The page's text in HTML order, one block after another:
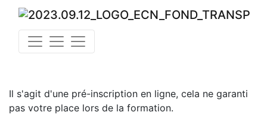
Il s'agit d'une pré-inscription en ligne, cela ne garanti
pas votre place lors de la formation.